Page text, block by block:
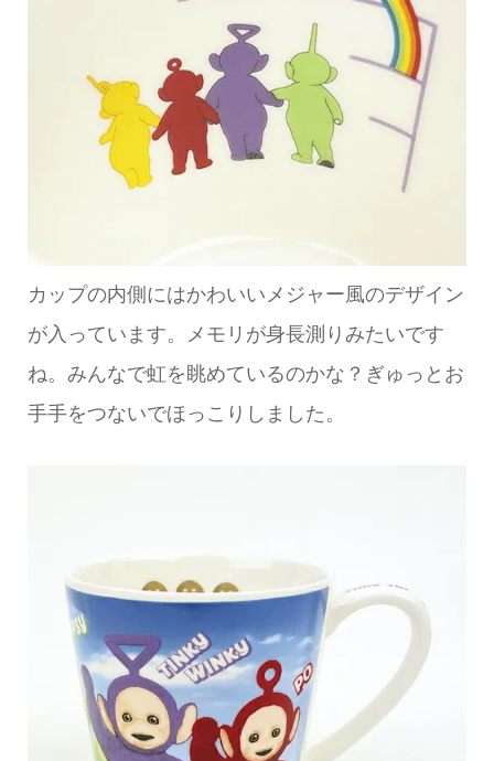
カップの内側にはかわいいメジャー風のデザイン
が入っています。メモリが身長測りみたいです
ね。みんなで虹を眺めているのかな？ぎゅっとお
手手をつないでほっこりしました。